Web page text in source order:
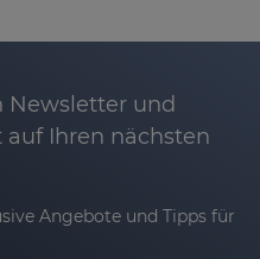
schädigen und das
Hautalterung
Sonnenschutz
umfassenden Pflege.
Newsletter und
auf Ihren nächsten
Angebote und Tipps für